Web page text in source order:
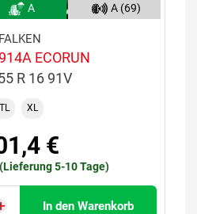
A A (69)
FALKEN
ECORUN
R 16 91V
TL XL
€
5-10 Tage)
In den Warenkorb